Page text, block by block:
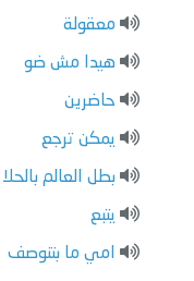
معقولة
هيدا مش ضو
حاضرين
يمكن ترجع
بطل العالم بالحلا
يتبع
امي ما بتنوصف